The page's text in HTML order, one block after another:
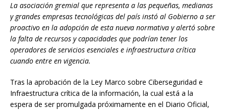
La asociación gremial que representa a las pequeñas, medianas
y grandes empresas tecnológicas del país instó al Gobierno a ser
proactivo en la adopción de esta nueva normativa y alertó sobre
la falta de recursos y capacidades que podrían tener los
operadores de servicios esenciales e infraestructura crítica
cuando entre en vigencia.
Tras la aprobación de la Ley Marco sobre Ciberseguridad e
Infraestructura crítica de la información, la cual está a la
espera de ser promulgada próximamente en el Diario Oficial,